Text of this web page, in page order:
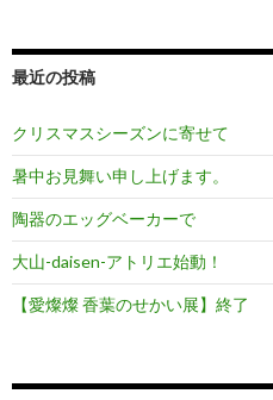
最近の投稿
クリスマスシーズンに寄せて
暑中お見舞い申し上げます。
陶器のエッグベーカーで
大山-daisen-アトリエ始動！
【愛燦燦 香葉のせかい展】終了